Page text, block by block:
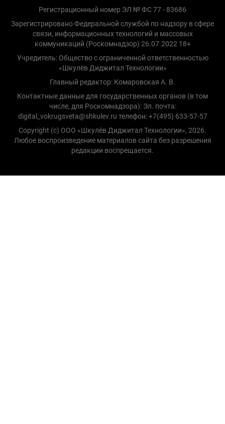
Регистрационный номер ЭЛ № ФС 77 - 83686
Зарегистрировано Федеральной службой по надзору в сфере
связи, информационных технологий и массовых
коммуникаций (Роскомнадзор) 26.07.2022 18+
Учредитель: Общество с ограниченной ответственностью
«Шкулёв Диджитал Технологии»
Главный редактор: Комаровская А. В.
Контактные данные для государственных органов (в том
числе, для Роскомнадзора): Эл. почта:
digital_vokrugsveta@shkulev.ru телефон: +7(495) 633-57-57
Copyright (с) ООО «Шкулёв Диджитал Технологии», 2026.
Любое воспроизведение материалов сайта без разрешения
редакции воспрещается.